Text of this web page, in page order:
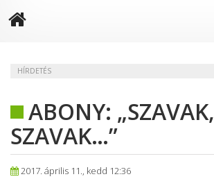
HÍRDETÉS
ABONY: „SZAVAK,
SZAVAK…”
2017. április 11., kedd 12:36